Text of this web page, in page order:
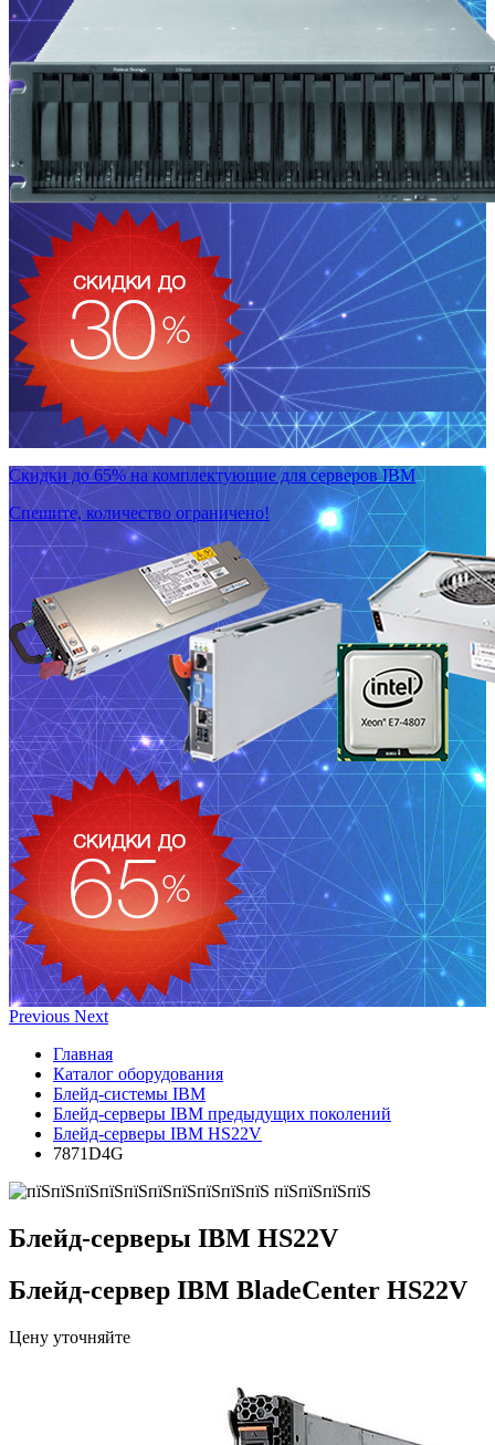
Скидки до 65% на комплектующие для серверов IBM
Спешите, количество ограничено!
Previous Next
Главная
Каталог оборудования
Блейд-системы IBM
Блейд-серверы IBM предыдущих поколений
Блейд-серверы IBM HS22V
7871D4G
Блейд-серверы IBM HS22V
Блейд-сервер IBM BladeCenter HS22V
Цену уточняйте